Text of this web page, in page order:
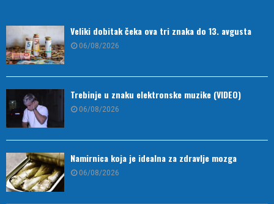
Veliki dobitak čeka ova tri znaka do 13. avgusta
06/08/2026
Trebinje u znaku elektronske muzike (VIDEO)
06/08/2026
Namirnica koja je idealna za zdravlje mozga
06/08/2026